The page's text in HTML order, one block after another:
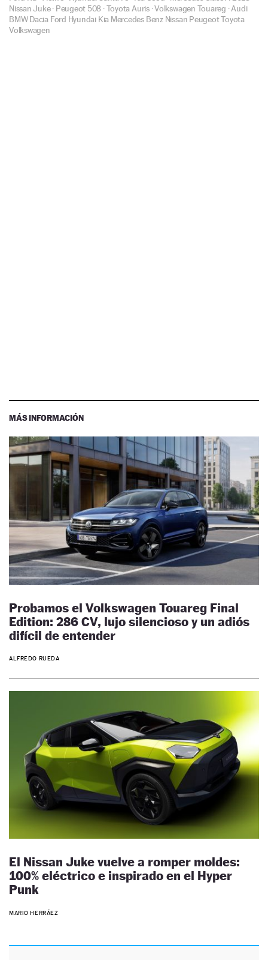
Nissan Juke· Peugeot 508 ·Toyota Auris·Volkswagen Touareg ·Audi
BMW Dacia Ford Hyundai Kia Mercedes Benz Nissan PeugeotToyota
Volkswagen
MÁS INFORMACIÓN
Probamos el Volkswagen Touareg Final
Edition: 286 CV, lujo silencioso y un adiós
difícil de entender
ALFREDO RUEDA
El Nissan Juke vuelve a romper moldes:
100% eléctrico e inspirado en el Hyper
Punk
MARIO HERRÁEZ